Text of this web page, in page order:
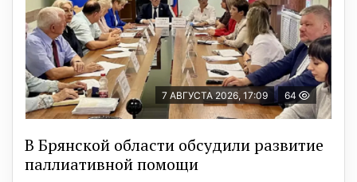
7 АВГУСТА 2026, 17:09 64
В Брянской области обсудили развитие
паллиативной помощи